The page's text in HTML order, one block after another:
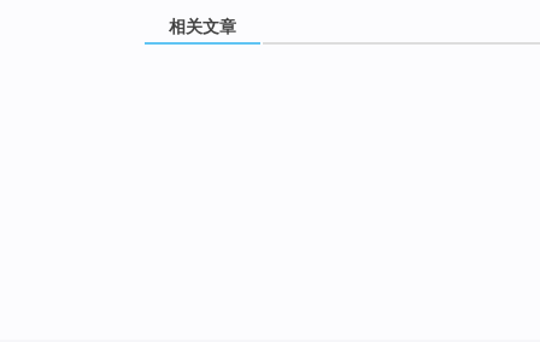
相关文章